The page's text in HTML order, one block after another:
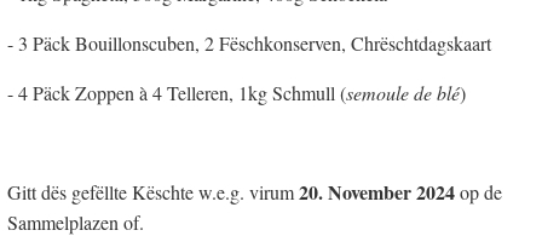
- 3 Päck Bouillonscuben, 2 Fëschkonserven, Chrëschtdagskaart
- 4 Päck Zoppen à 4 Telleren, 1kg Schmull (semoule de blé)
Gitt dës gefëllte Këschte w.e.g. virum20. November 2024op de
Sammelplazen of.